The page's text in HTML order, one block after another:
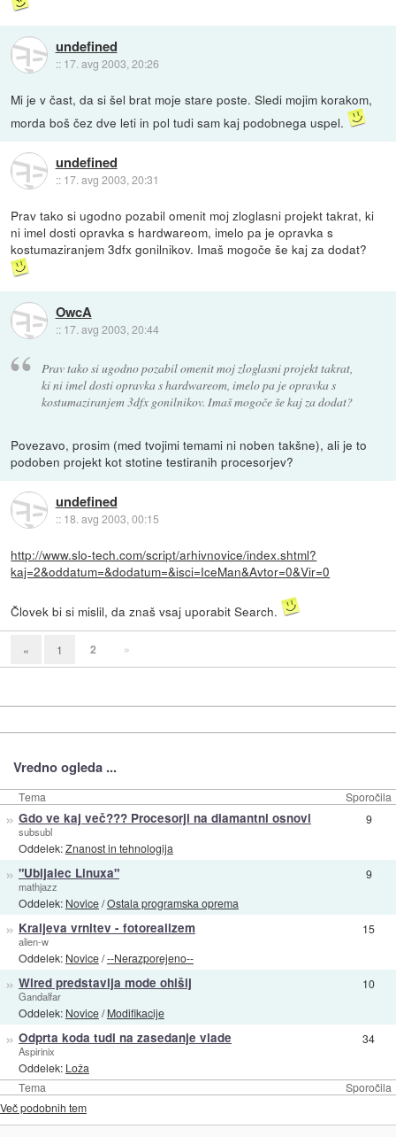
undefined
:: 17. avg 2003, 20:26
Mi je v čast, da si šel brat moje stare poste. Sledi mojim korakom,
morda boš čez dve leti in pol tudi sam kaj podobnega uspel.
undefined
:: 17. avg 2003, 20:31
Prav tako si ugodno pozabil omenit moj zloglasni projekt takrat, ki
ni imel dosti opravka s hardwareom, imelo pa je opravka s
kostumaziranjem 3dfx gonilnikov. Imaš mogoče še kaj za dodat?
OwcA
:: 17. avg 2003, 20:44
Prav tako si ugodno pozabil omenit moj zloglasni projekt takrat,
ki ni imel dosti opravka s hardwareom, imelo pa je opravka s
kostumaziranjem 3dfx gonilnikov. Imaš mogoče še kaj za dodat?
Povezavo, prosim (med tvojimi temami ni noben takšne), ali je to
podoben projekt kot stotine testiranih procesorjev?
undefined
:: 18. avg 2003, 00:15
http://www.slo-tech.com/script/arhivnovice/index.shtml?
kaj=2&oddatum=&dodatum=&isci=IceMan&Avtor=0&Vir=0
Človek bi si mislil, da znaš vsaj uporabit Search.
« 1 2 »
Vredno ogleda ...
Tema Sporočila
Tema Sporočila
» Gdo ve kaj več??? Procesorji na diamantni osnovi
subsubl
Oddelek:Znanost in tehnologija
9
» "Ubijalec Linuxa"
mathjazz
Oddelek: Novice/Ostala programska oprema
9
» Kraljeva vrnitev - fotorealizem
alien-w
Oddelek: Novice/--Nerazporejeno--
15
» Wired predstavlja mode ohišij
Gandalfar
Oddelek: Novice/Modifikacije
10
» Odprta koda tudi na zasedanje vlade
Aspirinix
Oddelek: Loža
34
Več podobnih tem